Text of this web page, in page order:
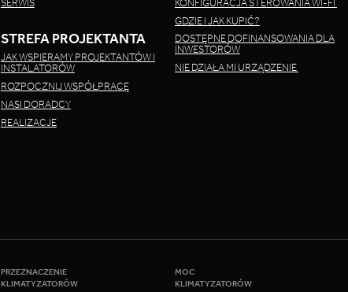
SERWIS
STREFA PROJEKTANTA
JAK WSPIERAMY PROJEKTANTÓW I
INSTALATORÓW
ROZPOCZNIJ WSPÓŁPRACĘ
NASI DORADCY
REALIZACJE
KONFIGURACJA STEROWANIA WI-FI
GDZIE I JAK KUPIĆ?
DOSTĘPNE DOFINANSOWANIA DLA
INWESTORÓW
NIE DZIAŁA MI URZĄDZENIE
PRZEZNACZENIE
KLIMATYZATORÓW
MOC
KLIMATYZATORÓW